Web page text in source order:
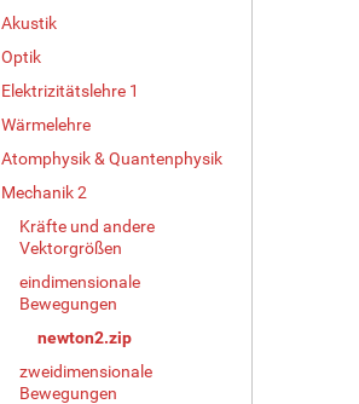
Akustik
Optik
Elektrizitätslehre 1
Wärmelehre
Atomphysik & Quantenphysik
Mechanik 2
Kräfte und andere
Vektorgrößen
eindimensionale
Bewegungen
newton2.zip
zweidimensionale
Bewegungen